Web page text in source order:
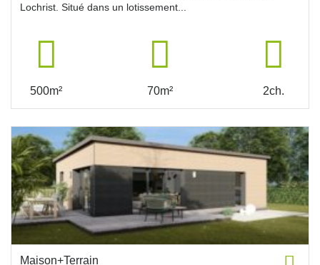
Lochrist. Situé dans un lotissement...
500m² 70m² 2ch.
Maison+Terrain